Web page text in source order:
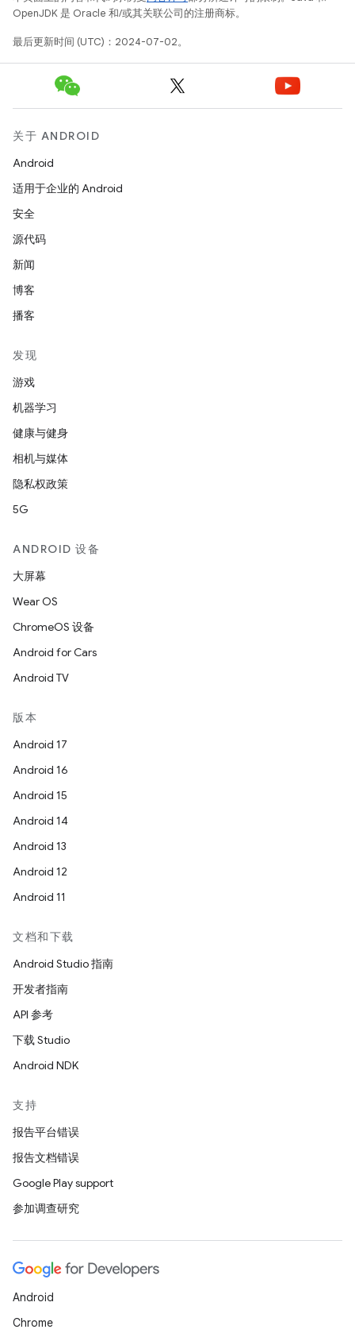
OpenJDK 是 Oracle 和/或其关联公司的注册商标。
最后更新时间 (UTC)：2024-07-02。
关于 ANDROID
Android
适用于企业的 Android
安全
源代码
新闻
博客
播客
发现
游戏
机器学习
健康与健身
相机与媒体
隐私权政策
5G
ANDROID 设备
大屏幕
Wear OS
ChromeOS 设备
Android for Cars
Android TV
版本
Android 17
Android 16
Android 15
Android 14
Android 13
Android 12
Android 11
文档和下载
Android Studio 指南
开发者指南
API 参考
下载 Studio
Android NDK
支持
报告平台错误
报告文档错误
Google Play support
参加调查研究
Android
Chrome